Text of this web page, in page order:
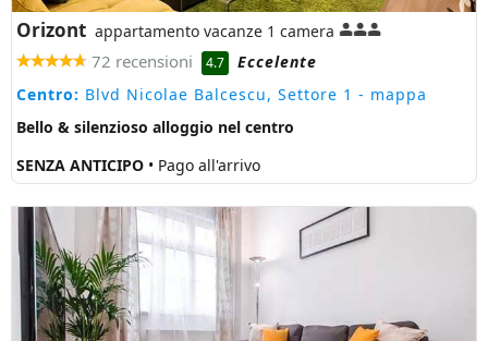
Orizont appartamento vacanze 1 camera
72 recensioni 4.7
Eccelente
Centro: Blvd Nicolae Balcescu, Settore 1 - mappa
Bello & silenzioso alloggio nel centro
SENZA ANTICIPO • Pago all'arrivo